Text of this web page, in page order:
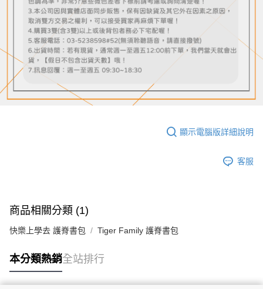
顯示電腦版詳細說明
客服
商品相關分類 (1)
快樂上學去 護脊書包 Tiger Family 護脊書包
本分類熱銷全站排行